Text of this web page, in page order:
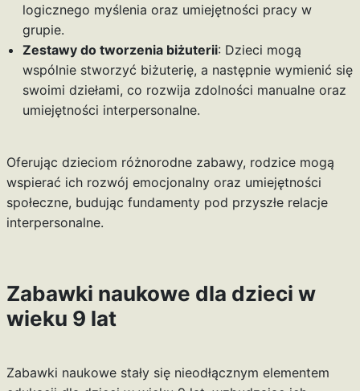
logicznego myślenia oraz umiejętności pracy w
grupie.
Zestawy do tworzenia biżuterii: Dzieci mogą
wspólnie stworzyć biżuterię, a następnie wymienić się
swoimi dziełami, co rozwija zdolności manualne oraz
umiejętności interpersonalne.
Oferując dzieciom różnorodne zabawy, rodzice mogą
wspierać ich rozwój emocjonalny oraz umiejętności
społeczne, budując fundamenty pod przyszłe relacje
interpersonalne.
Zabawki naukowe dla dzieci w
wieku 9 lat
Zabawki naukowe stały się nieodłącznym elementem